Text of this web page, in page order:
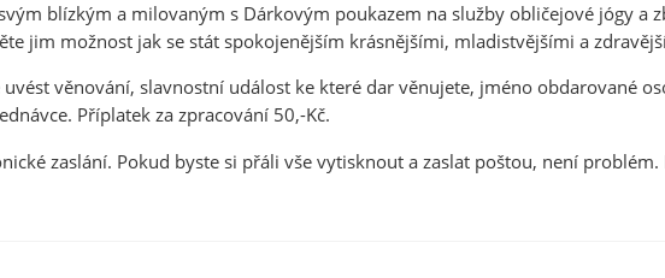
blízkým a milovaným s Dárkovým poukazem na služby obličejové jógy a
jim možnost jak se stát spokojenějším krásnějšími, mladistvějšími a
uvést věnování, slavnostní událost ke které dar věnujete, jméno obdarované
Příplatek za zpracování 50,-Kč.
zaslání. Pokud byste si přáli vše vytisknout a zaslat poštou, není